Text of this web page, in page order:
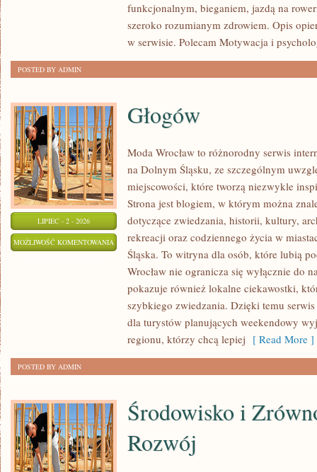
funkcjonalnym, bieganiem, jazdą na
szeroko rozumianym zdrowiem. Opis
w serwisie. Polecam Motywacja i
POSTED BY ADMIN
LIPIEC - 2 - 2026
MOŻLIWOŚĆ KOMENTOWANIA GŁOGÓW
Głogów
Moda Wrocław to różnorodny serwis
na Dolnym Śląsku, ze szczególnym
miejscowości, które tworzą niezwykle
Strona jest blogiem, w którym można
dotyczące zwiedzania, historii, kultury,
rekreacji oraz codziennego życia w
Śląska. To witryna dla osób, które lubią
Wrocław nie ogranicza się wyłącznie do
pokazuje również lokalne ciekawostki,
szybkiego zwiedzania. Dzięki temu
dla turystów planujących weekendowy
regionu, którzy chcą lepiej [ Read More ]
POSTED BY ADMIN
Środowisko i
Rozwój